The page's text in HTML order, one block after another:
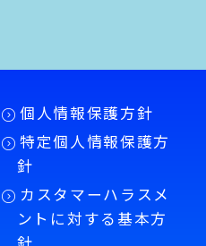
個人情報保護方針
特定個人情報保護方
針
カスタマーハラスメ
ントに対する基本方